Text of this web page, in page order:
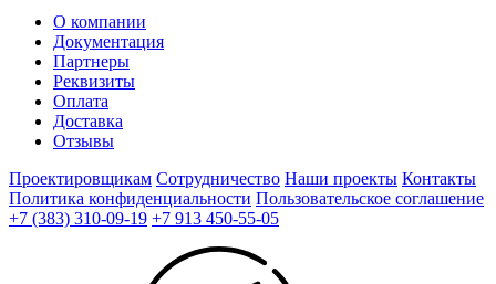
О компании
Документация
Партнеры
Реквизиты
Оплата
Доставка
Отзывы
Проектировщикам Сотрудничество Наши проекты Контакты
Политика конфиденциальности Пользовательское соглашение
+7 (383) 310-09-19 +7 913 450-55-05